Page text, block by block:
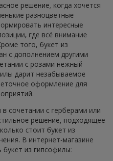
решение, когда хочется
разноцветные
интересные
где всё внимание
того, букет из
с дополнением другими
с розами нежный
дарит незабываемое
оформление для
сочетании с герберами или
решение, подходящее
стоит букет из
В интернет-магазине
из гипсофилы: